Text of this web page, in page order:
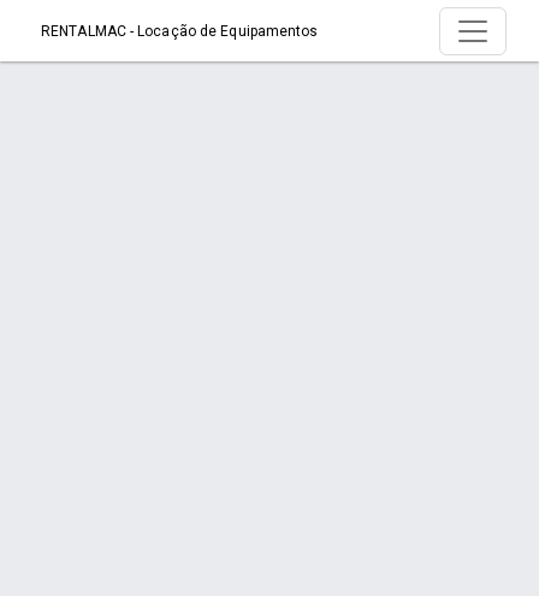
RENTALMAC - Locação de Equipamentos